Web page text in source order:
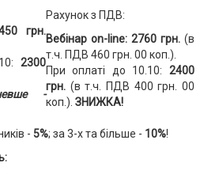
грн.
2300
-
Рахунок з ПДВ:
Вебінар on-line: 2760 грн. (в
т.ч. ПДВ 460 грн. 00 коп.).
При оплаті до 10.10: 2400
грн. (в т.ч. ПДВ 400 грн. 00
коп.). ЗНИЖКА!
- 5%; за 3-х та більше - 10%!